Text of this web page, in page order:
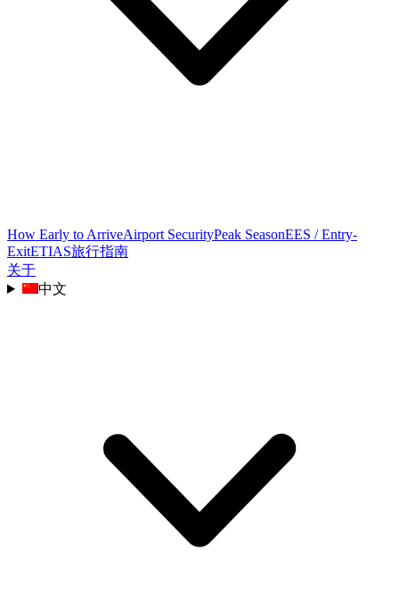
How Early to ArriveAirport SecurityPeak SeasonEES / Entry-
ExitETIAS旅行指南
关于
中文